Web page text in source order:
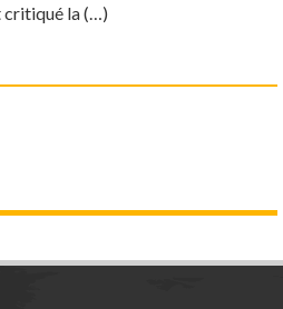
critiqué la (…)